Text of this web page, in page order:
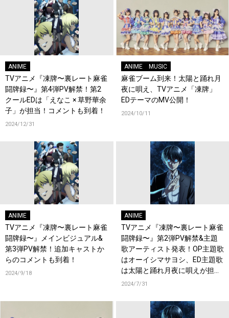
ANIME
TVアニメ『凍牌〜裏レート麻雀
闘牌録〜』第4弾PV解禁！第2
クールEDは「えなこ × 草野華余
子」が担当！コメントも到着！
2024/12/31
ANIME MUSIC
麻雀ブーム到来！太陽と踊れ月
夜に唄え、TVアニメ「凍牌」
EDテーマのMV公開！
2024/10/11
ANIME
TVアニメ『凍牌〜裏レート麻雀
闘牌録〜』メインビジュアル&
第3弾PV解禁！追加キャストか
らのコメントも到着！
2024/9/18
ANIME
TVアニメ『凍牌〜裏レート麻雀
闘牌録〜』第2弾PV解禁&主題
歌アーティスト発表！OP主題歌
はオーイシマサヨシ、ED主題歌
は太陽と踊れ月夜に唄えが担当
決定！意気込みコメントも到
2024/7/31